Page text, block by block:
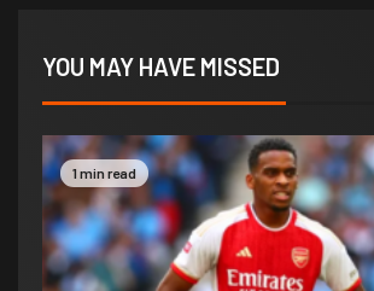
YOU MAY HAVE MISSED
1 min read